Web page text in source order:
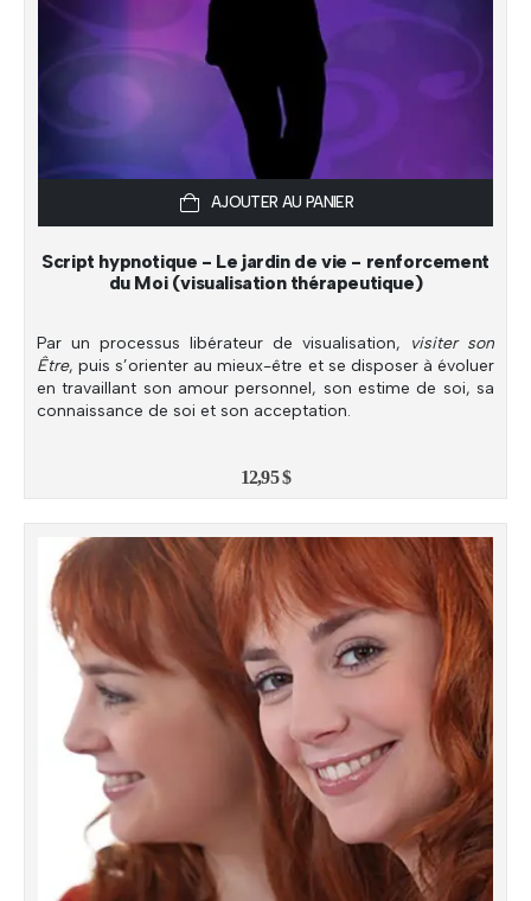
AJOUTER AU PANIER
Script hypnotique - Le jardin de vie - renforcement
du Moi (visualisation thérapeutique)
Par un processus libérateur de visualisation,
visiter son
Être, puis s’orienter au mieux-être et se disposer à évoluer
en travaillant son amour personnel, son estime de soi, sa
connaissance de soi et son acceptation.
12,95$